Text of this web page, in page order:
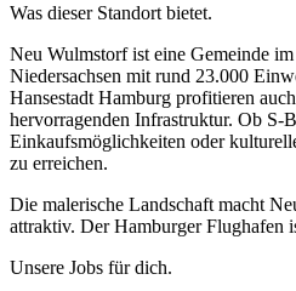
Was dieser Standort bietet.
Neu Wulmstorf ist eine Gemeinde
Niedersachsen mit rund 23.000
Hansestadt Hamburg profitieren
hervorragenden Infrastruktur. Ob S-
Einkaufsmöglichkeiten oder
zu erreichen.
Die malerische Landschaft macht
attraktiv. Der Hamburger Flughafen
Unsere Jobs für dich.